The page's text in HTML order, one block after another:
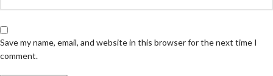
Save my name, email, and website in this browser for the next time I
comment.